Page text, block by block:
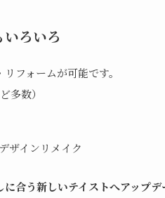
ろいろ
フォームが可能です。
多数）
ザインリメイク
に合う新しいテイストへアップ